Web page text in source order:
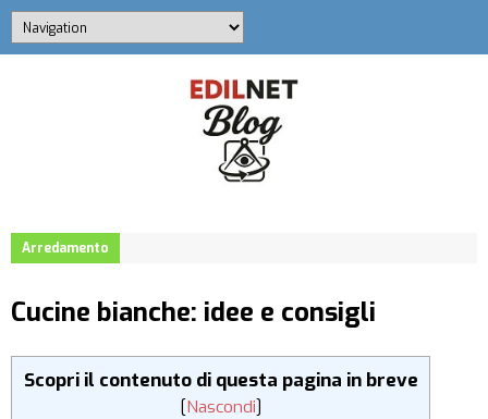
Arredamento
Cucine bianche: idee e consigli
Scopri il contenuto di questa pagina in breve
[Nascondi]